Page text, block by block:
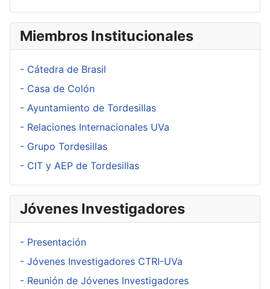
Miembros Institucionales
- Cátedra de Brasil
- Casa de Colón
- Ayuntamiento de Tordesillas
- Relaciones Internacionales UVa
- Grupo Tordesillas
- CIT y AEP de Tordesillas
Jóvenes Investigadores
- Presentación
- Jóvenes Investigadores CTRI-UVa
- Reunión de Jóvenes Investigadores